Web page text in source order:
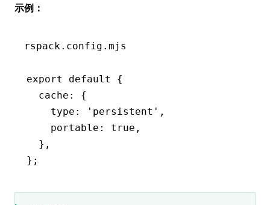
示例：
rspack.config.mjs
export default
{
  cache
:
{
    type
: 'persistent' ,
    portable
: true ,
  }
,
};